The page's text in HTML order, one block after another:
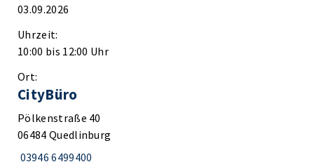
03.09.2026
Uhrzeit:
10:00 bis 12:00 Uhr
Ort:
CityBüro
Pölkenstraße 40
06484 Quedlinburg
03946 6499400